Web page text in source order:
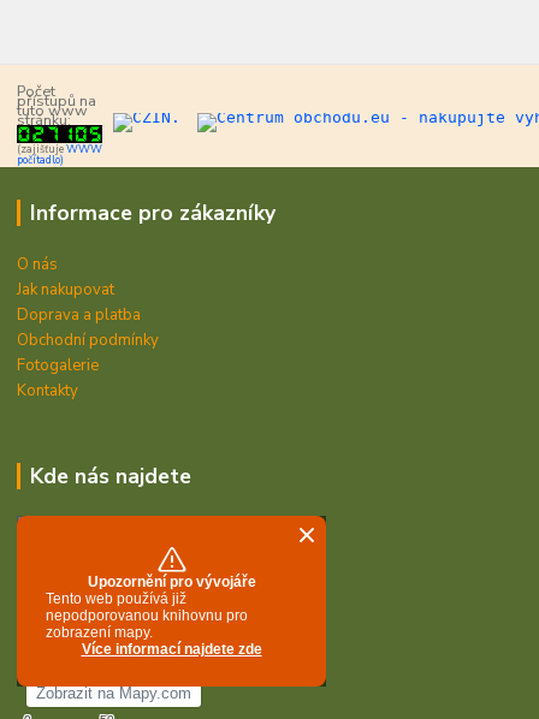
Počet
přístupů na
tuto www
stránku:
(zajišťujeWWW
počítadlo)
Informace pro zákazníky
O nás
Jak nakupovat
Doprava a platba
Obchodní podmínky
Fotogalerie
Kontakty
Kde nás najdete